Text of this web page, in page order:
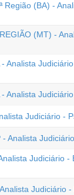
Região (BA) -
(MT) -
Analista
Analista
Judiciário -
Analista
Judiciário -
Judiciário -